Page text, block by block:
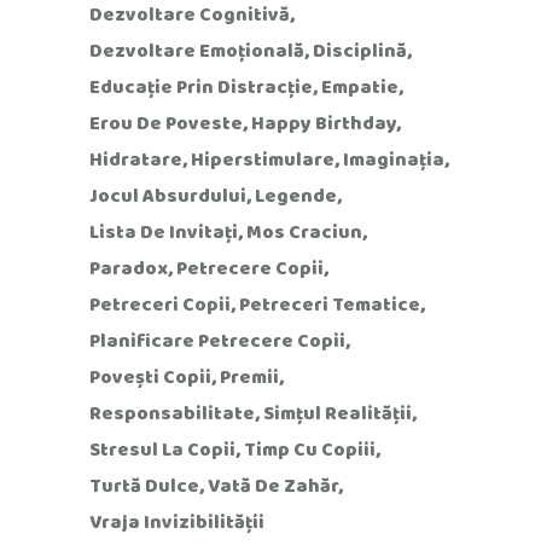
Dezvoltare Cognitivă
Dezvoltare Emoțională Disciplină
Educație Prin Distracție Empatie
Erou De Poveste Happy Birthday
Hidratare Hiperstimulare Imaginația
Jocul Absurdului Legende
Lista De Invitați Mos Craciun
Paradox Petrecere Copii
Petreceri Copii Petreceri Tematice
Planificare Petrecere Copii
Povești Copii Premii
Responsabilitate Simțul Realității
Stresul La Copii Timp Cu Copiii
Turtă Dulce Vată De Zahăr
Vraja Invizibilității